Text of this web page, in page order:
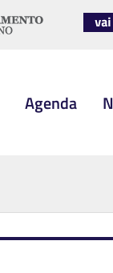
Agenda